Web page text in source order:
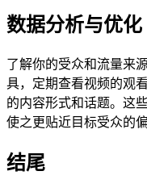
数据分析与优化
了解你的受众和流量来
具，定期查看视频的观
的内容形式和话题。这
使之更贴近目标受众的偏
结尾